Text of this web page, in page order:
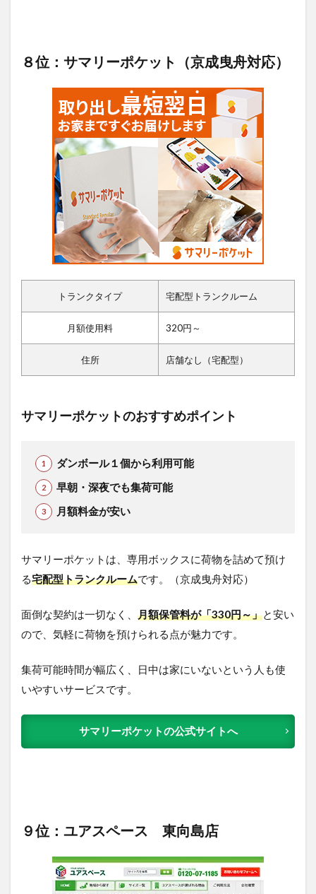
８位：サマリーポケット（京成曳舟対応）
トランクタイプ 宅配型トランクルーム
月額使用料 320円～
住所 店舗なし（宅配型）
サマリーポケットのおすすめポイント
ダンボール１個から利用可能
早朝・深夜でも集荷可能
月額料金が安い
サマリーポケットは、専用ボックスに荷物を詰めて預け
る宅配型トランクルームです。（京成曳舟対応）
面倒な契約は一切なく、 月額保管料が「330円～」と安い
ので、気軽に荷物を預けられる点が魅力です。
集荷可能時間が幅広く、日中は家にいないという人も使
いやすいサービスです。
サマリーポケットの公式サイトへ
９位：ユアスペース 東向島店